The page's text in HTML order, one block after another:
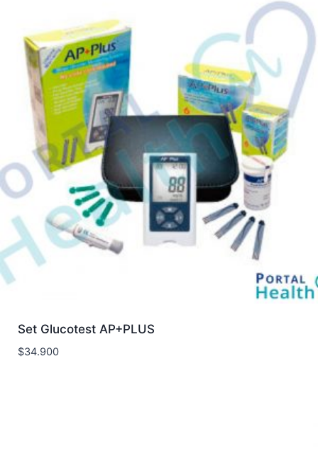
Set Glucotest AP+PLUS
$34.900